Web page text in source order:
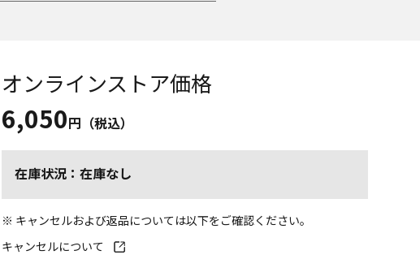
オンラインストア価格
6,050円（税込）
在庫状況：在庫なし
※ キャンセルおよび返品については以下をご確認ください。
キャンセルについて